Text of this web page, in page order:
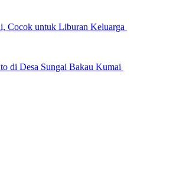
Cocok untuk Liburan Keluarga
di Desa Sungai Bakau Kumai